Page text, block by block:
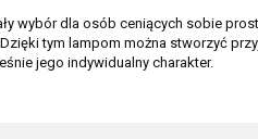
wybór dla osób ceniących sobie
tym lampom można stworzyć
jego indywidualny charakter.